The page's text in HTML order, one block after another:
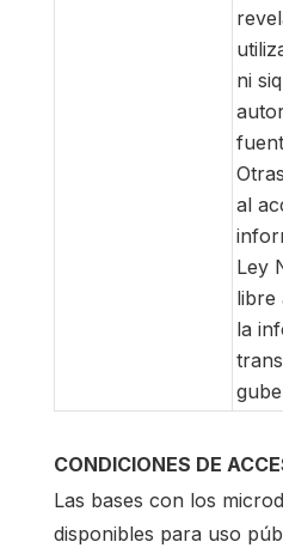
ni
al
Ley
libre
la
CONDICIONES DE
Las bases con los
disponibles para uso